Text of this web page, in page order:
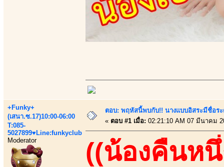
+Funky+
(เสนา.ซ.17)10:00-06:00
T:085-
5027899♥Line:funkyclub
Moderator
ตอบ: พฤหัสนี้พบกับ!! นางแบบอิสระมีชื่อร
« ตอบ #1 เมื่อ: 02:21:10 AM 07 มีนาคม
((น้องคืนห